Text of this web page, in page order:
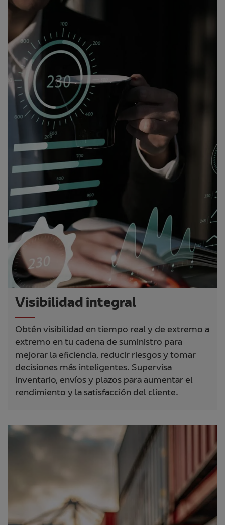
Visibilidad integral
Obtén visibilidad en tiempo real y de extremo a
extremo en tu cadena de suministro para
mejorar la eficiencia, reducir riesgos y tomar
decisiones más inteligentes. Supervisa
inventario, envíos y plazos para aumentar el
rendimiento y la satisfacción del cliente.